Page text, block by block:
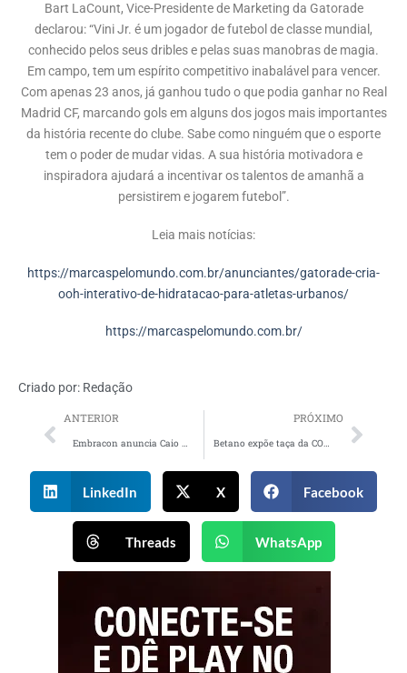
Bart LaCount, Vice-Presidente de Marketing da Gatorade
declarou: “Vini Jr. é um jogador de futebol de classe mundial,
conhecido pelos seus dribles e pelas suas manobras de magia.
Em campo, tem um espírito competitivo inabalável para vencer.
Com apenas 23 anos, já ganhou tudo o que podia ganhar no Real
Madrid CF, marcando gols em alguns dos jogos mais importantes
da história recente do clube. Sabe como ninguém que o esporte
tem o poder de mudar vidas. A sua história motivadora e
inspiradora ajudará a incentivar os talentos de amanhã a
persistirem e jogarem futebol”.
Leia mais notícias:
https://marcaspelomundo.com.br/anunciantes/gatorade-cria-
ooh-interativo-de-hidratacao-para-atletas-urbanos/
https://marcaspelomundo.com.br/
Criado por: Redação
ANTERIOR
Embracon anuncia Caio Ribeiro como novo garoto-propaganda
PRÓXIMO
Betano expõe taça da CONMEBOL Copa América 2024 no Brasil
LinkedIn X Facebook
Threads WhatsApp